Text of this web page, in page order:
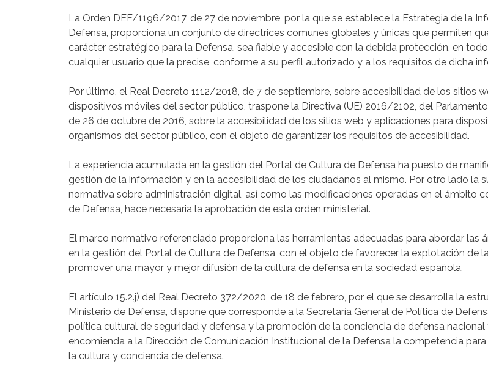
La Orden DEF/1196/2017, de 27 de noviembre, por la que se establece la Estrategia de la
Defensa, proporciona un conjunto de directrices comunes globales y únicas que permiten
carácter estratégico para la Defensa, sea fiable y accesible con la debida protección, en
cualquier usuario que la precise, conforme a su perfil autorizado y a los requisitos de dicha
Por último, el Real Decreto 1112/2018, de 7 de septiembre, sobre accesibilidad de los sitios
dispositivos móviles del sector público, traspone la Directiva (UE) 2016/2102, del
de 26 de octubre de 2016, sobre la accesibilidad de los sitios web y aplicaciones para
organismos del sector público, con el objeto de garantizar los requisitos de accesibilidad.
La experiencia acumulada en la gestión del Portal de Cultura de Defensa ha puesto de
gestión de la información y en la accesibilidad de los ciudadanos al mismo. Por otro lado la
normativa sobre administración digital, así como las modificaciones operadas en el ámbito
de Defensa, hace necesaria la aprobación de esta orden ministerial.
El marco normativo referenciado proporciona las herramientas adecuadas para abordar las
en la gestión del Portal de Cultura de Defensa, con el objeto de favorecer la explotación de
promover una mayor y mejor difusión de la cultura de defensa en la sociedad española.
El artículo 15.2.j) del Real Decreto 372/2020, de 18 de febrero, por el que se desarrolla la
Ministerio de Defensa, dispone que corresponde a la Secretaría General de Política de
política cultural de seguridad y defensa y la promoción de la conciencia de defensa nacional
encomienda a la Dirección de Comunicación Institucional de la Defensa la competencia
la cultura y conciencia de defensa.